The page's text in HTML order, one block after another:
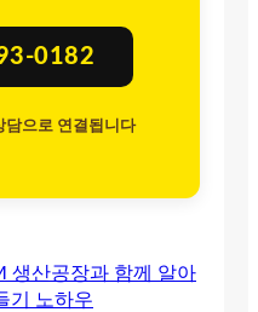
0182
으로 연결됩니다
생산공장과 함께 알아
기 노하우